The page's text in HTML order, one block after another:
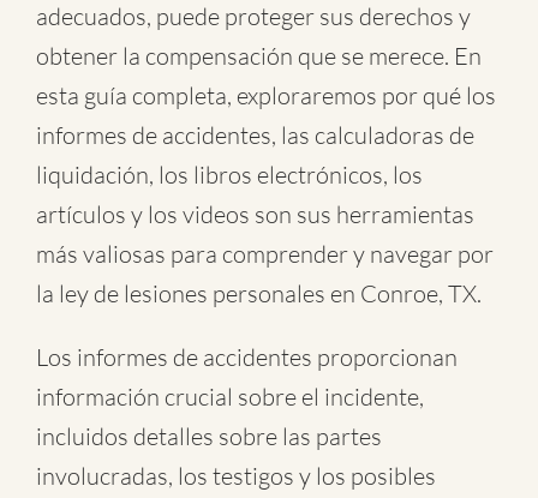
adecuados, puede proteger sus derechos y
obtener la compensación que se merece. En
esta guía completa, exploraremos por qué los
informes de accidentes, las calculadoras de
liquidación, los libros electrónicos, los
artículos y los videos son sus herramientas
más valiosas para comprender y navegar por
la ley de lesiones personales en Conroe, TX.
Los informes de accidentes proporcionan
información crucial sobre el incidente,
incluidos detalles sobre las partes
involucradas, los testigos y los posibles